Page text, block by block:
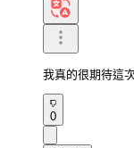
我真的很期待這
0